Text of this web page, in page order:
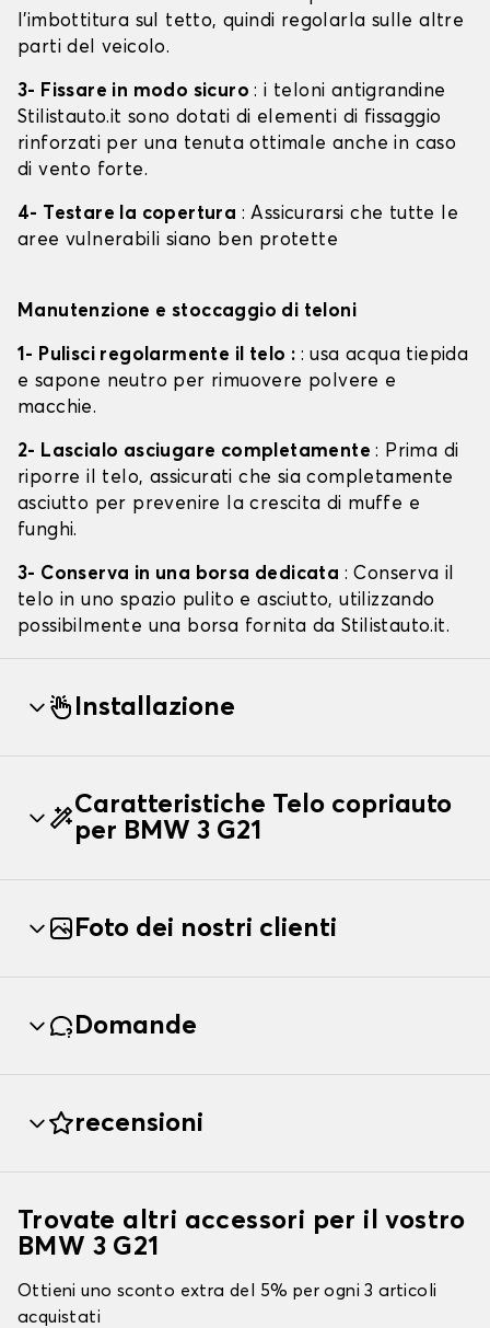
l'imbottitura sul tetto, quindi regolarla sulle altre
parti del veicolo.
3- Fissare in modo sicuro: i teloni antigrandine
Stilistauto.it sono dotati di elementi di fissaggio
rinforzati per una tenuta ottimale anche in caso
di vento forte.
4- Testare la copertura : Assicurarsi che tutte le
aree vulnerabili siano ben protette
Manutenzione e stoccaggio di teloni
1- Pulisci regolarmente il telo : : usa acqua tiepida
e sapone neutro per rimuovere polvere e
macchie.
2- Lascialo asciugare completamente: Prima di
riporre il telo, assicurati che sia completamente
asciutto per prevenire la crescita di muffe e
funghi.
3- Conserva in una borsa dedicata : Conserva il
telo in uno spazio pulito e asciutto, utilizzando
possibilmente una borsa fornita da Stilistauto.it.
Installazione
Caratteristiche Telo copriauto
per BMW 3 G21
Foto dei nostri clienti
Domande
recensioni
Trovate altri accessori per il vostro
BMW 3 G21
Ottieni uno sconto extra del 5% per ogni 3 articoli
acquistati